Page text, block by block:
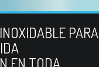
PARA
EN TODA